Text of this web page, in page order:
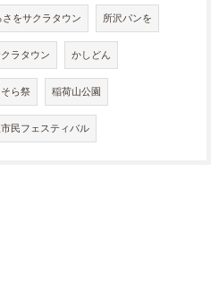
さをサクラタウン 所沢パンを
ラタウン かしどん
ら祭 稲荷山公園
市民フェスティバル